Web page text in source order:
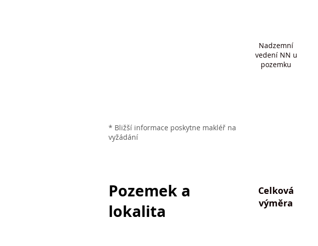
Nadzemní
vedení NN u
pozemku
* Bližší informace poskytne makléř na
vyžádání
Pozemek a
lokalita
Celková
výměra